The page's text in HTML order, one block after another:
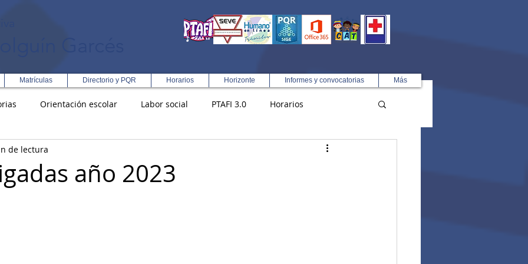
Matrículas Directorio y PQR Horarios Horizonte Informes y convocatorias Más
Orientación escolar Labor social PTAFI 3.0 Horarios
Integral en Turismo
año 2023
de lectura